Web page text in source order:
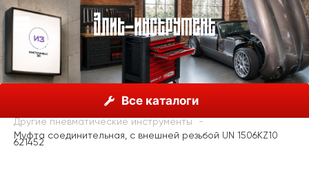
Все каталоги
Unior, Словения
Пневматические инструменты
Другие пневматические инструменты
Муфта соединительная, с внешней резьбой UN 1506KZ10
621452